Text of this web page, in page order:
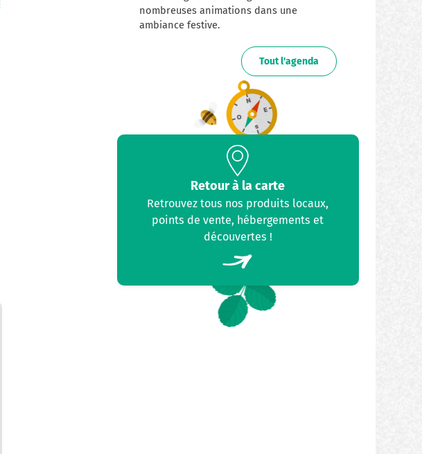
nombreuses animations dans une
ambiance festive.
Tout l'agenda
Retour à la carte
Retrouvez tous nos produits locaux,
points de vente, hébergements et
découvertes !